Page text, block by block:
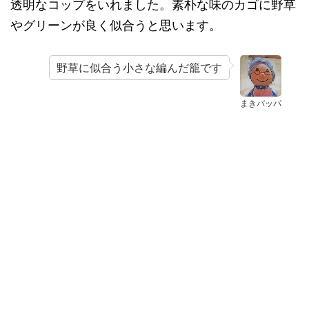
やグリーンが良く似合うと思います。
まきバッパ
野草に似合う小さな編んだ籠です